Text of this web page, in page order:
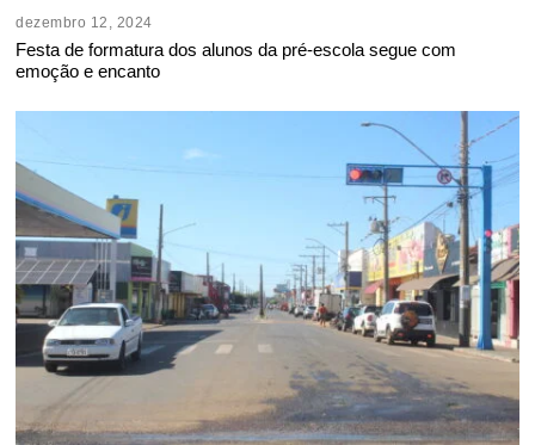
dezembro 12, 2024
Festa de formatura dos alunos da pré-escola segue com
emoção e encanto